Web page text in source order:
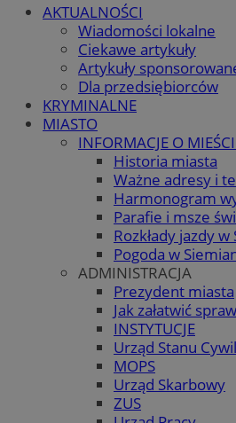
AKTUALNOŚCI
Wiadomości lokalne
Ciekawe artykuły
Artykuły
Dla przedsiębiorców
KRYMINALNE
MIASTO
INFORMACJE O
Historia miasta
Ważne adresy i
Harmonogram
Parafie i msze
Rozkłady jazdy
Pogoda w
ADMINISTRACJA
Prezydent miasta
Jak załatwić
INSTYTUCJE
Urząd Stanu
MOPS
Urząd Skarbowy
ZUS